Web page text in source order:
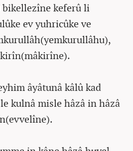
bikellezîne keferû li
ev yuhricûke ve
âyâtunâ kâlû kad
kulnâ misle hâzâ in hâzâ